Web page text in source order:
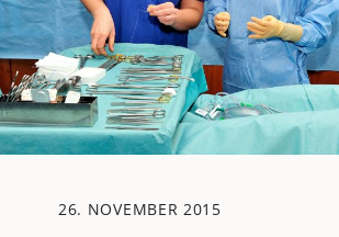
26. NOVEMBER 2015